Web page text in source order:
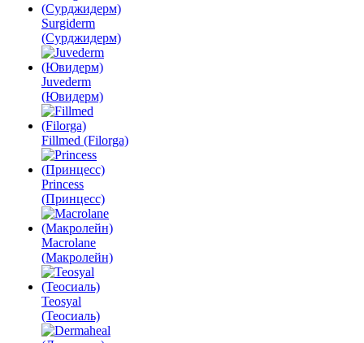
Surgiderm
(Сурджидерм)
Juvederm
(Ювидерм)
Fillmed (Filorga)
Princess
(Принцесс)
Macrolane
(Макролейн)
Teosyal
(Теосиаль)